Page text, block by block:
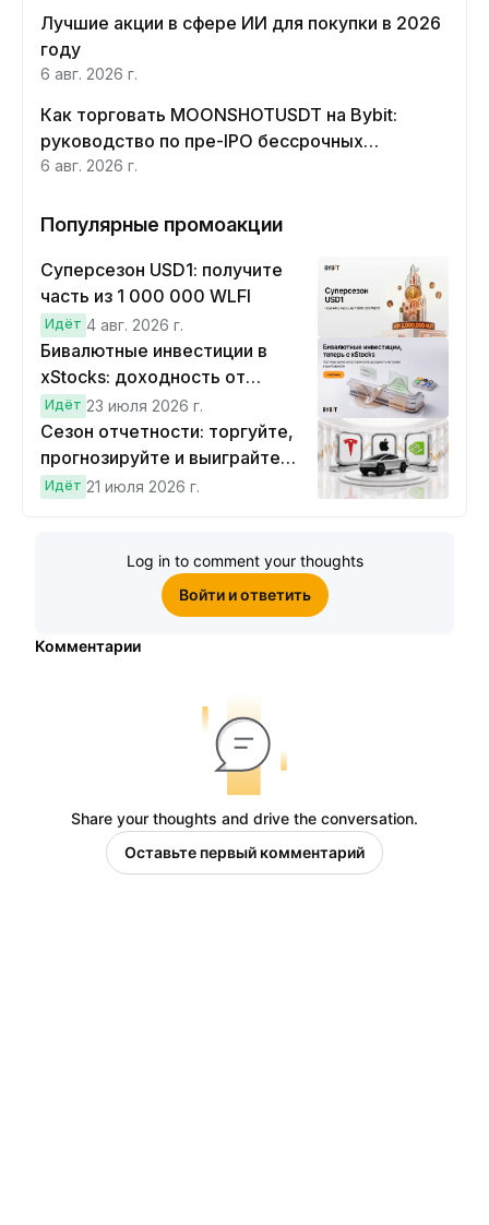
Лучшие акции в сфере ИИ для покупки в 2026
году
6 авг. 2026 г.
Как торговать MOONSHOTUSDT на Bybit:
руководство по пре-IPO бессрочных
контрактов Moonshot AI
6 авг. 2026 г.
Популярные промоакции
Суперсезон USD1: получите
часть из 1 000 000 WLFI
Идёт 4 авг. 2026 г.
Бивалютные инвестиции в
xStocks: доходность от
прогнозов
Идёт 23 июля 2026 г.
Сезон отчетности: торгуйте,
прогнозируйте и выиграйте
Cybertruck!
Идёт 21 июля 2026 г.
Log in to comment your thoughts
Войти и ответить
Комментарии
Share your thoughts and drive the conversation.
Оставьте первый комментарий